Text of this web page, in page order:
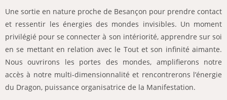
Une sortie en nature proche de Besançon pour prendre contact
et ressentir les énergies des mondes invisibles. Un moment
privilégié pour se connecter à son intériorité, apprendre sur soi
en se mettant en relation avec le Tout et son infinité aimante.
Nous ouvrirons les portes des mondes, amplifierons notre
accès à notre multi-dimensionnalité et rencontrerons l’énergie
du Dragon, puissance organisatrice de la Manifestation.